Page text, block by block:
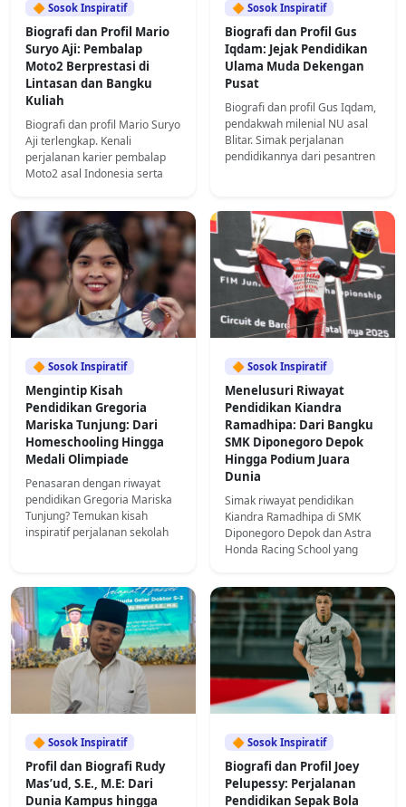
🔶 Sosok Inspiratif
Biografi dan Profil Mario
Suryo Aji: Pembalap
Moto2 Berprestasi di
Lintasan dan Bangku
Kuliah
Biografi dan profil Mario Suryo
Aji terlengkap. Kenali
perjalanan karier pembalap
Moto2 asal Indonesia serta
🔶 Sosok Inspiratif
Biografi dan Profil Gus
Iqdam: Jejak Pendidikan
Ulama Muda Dekengan
Pusat
Biografi dan profil Gus Iqdam,
pendakwah milenial NU asal
Blitar. Simak perjalanan
pendidikannya dari pesantren
🔶 Sosok Inspiratif
Mengintip Kisah
Pendidikan Gregoria
Mariska Tunjung: Dari
Homeschooling Hingga
Medali Olimpiade
Penasaran dengan riwayat
pendidikan Gregoria Mariska
Tunjung? Temukan kisah
inspiratif perjalanan sekolah
🔶 Sosok Inspiratif
Menelusuri Riwayat
Pendidikan Kiandra
Ramadhipa: Dari Bangku
SMK Diponegoro Depok
Hingga Podium Juara
Dunia
Simak riwayat pendidikan
Kiandra Ramadhipa di SMK
Diponegoro Depok dan Astra
Honda Racing School yang
🔶 Sosok Inspiratif
Profil dan Biografi Rudy
Mas’ud, S.E., M.E: Dari
Dunia Kampus hingga
🔶 Sosok Inspiratif
Biografi dan Profil Joey
Pelupessy: Perjalanan
Pendidikan Sepak Bola